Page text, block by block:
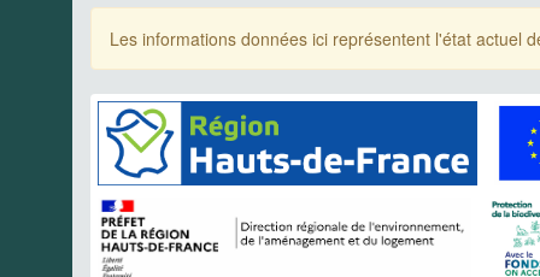
Les informations données ici représentent l'état actuel